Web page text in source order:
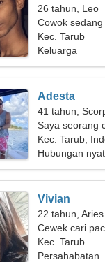
26 tahun, Leo
Cowok
Kec. Tarub
Keluarga
Adesta
41 tahun,
Saya seorang
membutuhkan
menawan
Kec. Tarub,
Hubungan
Vivian
22 tahun, Aries
Cewek cari
Kec. Tarub
Persahabatan